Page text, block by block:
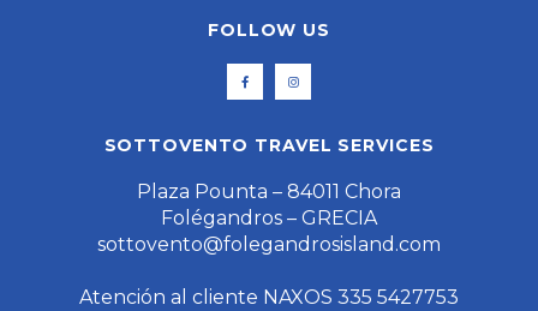
FOLLOW US
SOTTOVENTO TRAVEL SERVICES
Plaza Pounta – 84011 Chora
Folégandros – GRECIA
sottovento@folegandrosisland.com
Atención al cliente NAXOS 335 5427753